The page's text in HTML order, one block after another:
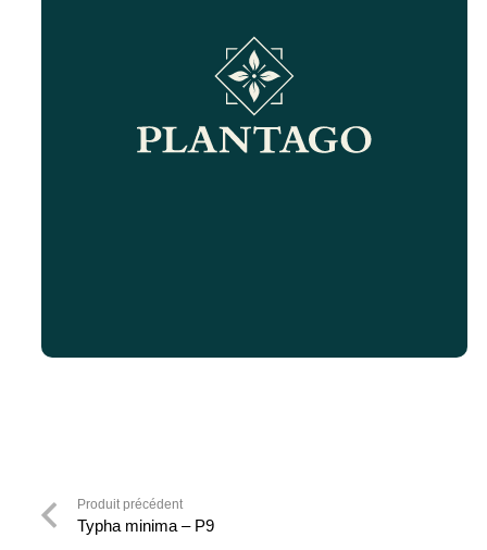
Produit précédent
Typha minima – P9